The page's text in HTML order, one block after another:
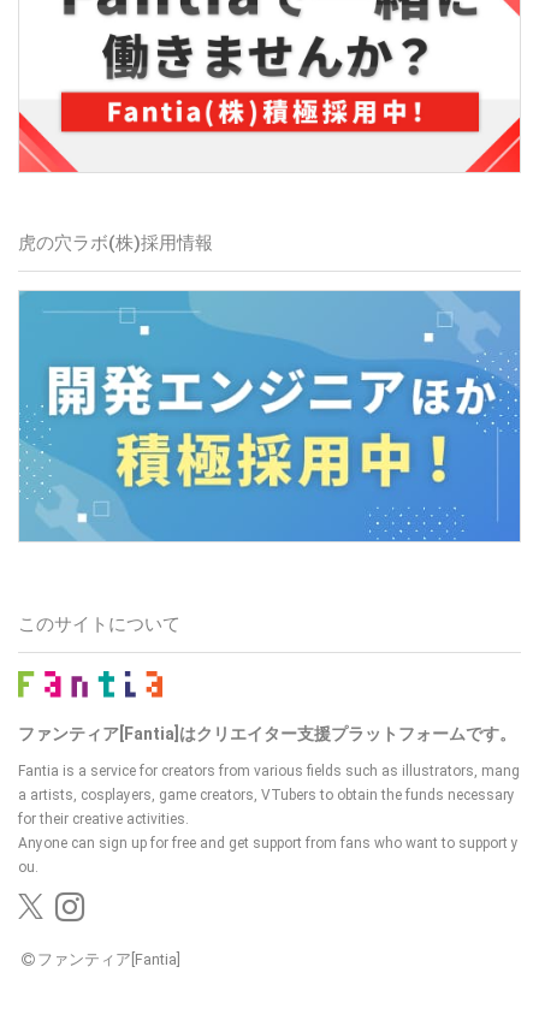
虎の穴ラボ(株)採用情報
このサイトについて
ファンティア[Fantia]はクリエイター支援プラットフォームです。
Fantia is a service for creators from various fields such as illustrators, mang
a artists, cosplayers, game creators, VTubers to obtain the funds necessary
for their creative activities.
Anyone can sign up for free and get support from fans who want to support y
ou.
ファンティア[Fantia]